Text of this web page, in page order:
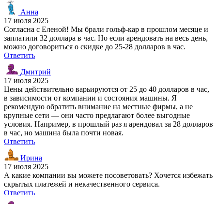
Анна
17 июля 2025
Согласна с Еленой! Мы брали гольф-кар в прошлом месяце и
заплатили 32 доллара в час. Но если арендовать на весь день,
можно договориться о скидке до 25-28 долларов в час.
Ответить
Дмитрий
17 июля 2025
Цены действительно варьируются от 25 до 40 долларов в час,
в зависимости от компании и состояния машины. Я
рекомендую обратить внимание на местные фирмы, а не
крупные сети — они часто предлагают более выгодные
условия. Например, в прошлый раз я арендовал за 28 долларов
в час, но машина была почти новая.
Ответить
Ирина
17 июля 2025
А какие компании вы можете посоветовать? Хочется избежать
скрытых платежей и некачественного сервиса.
Ответить